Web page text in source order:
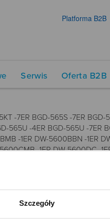
Szczegóły
Platforma B2B
Serwis Oferta B2B
-7ER BGD-565S -7ER
-4ER BGD-565U -7ER
-1ER DW-5600BBN -1ER
-1ER DW-5600DC -
5600GU -7ER DW-
5600M -3ER DW-5600M -
-9ER DW-5600SB -
DW-5600SMB -4ER
DW-5610DN -9ER DW-
-7DR DW-5735D -